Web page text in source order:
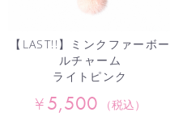
【LAST!!】ミンクファーボー
ルチャーム
ライトピンク
¥5,500 （税込）